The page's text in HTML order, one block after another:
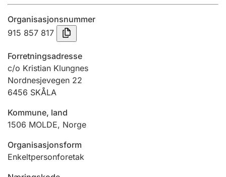
Innsending og forsinkelsesgebyr
Tinglysing
Jeger
Betaling og jegeravgiftskort
Ektepaktveileder
Organisasjonsnummer
915 857 817
Forretningsadresse
c/o Kristian Klungnes
Nordnesjevegen 22
6456 SKÅLA
Kommune, land
1506 MOLDE, Norge
Organisasjonsform
Enkeltpersonforetak